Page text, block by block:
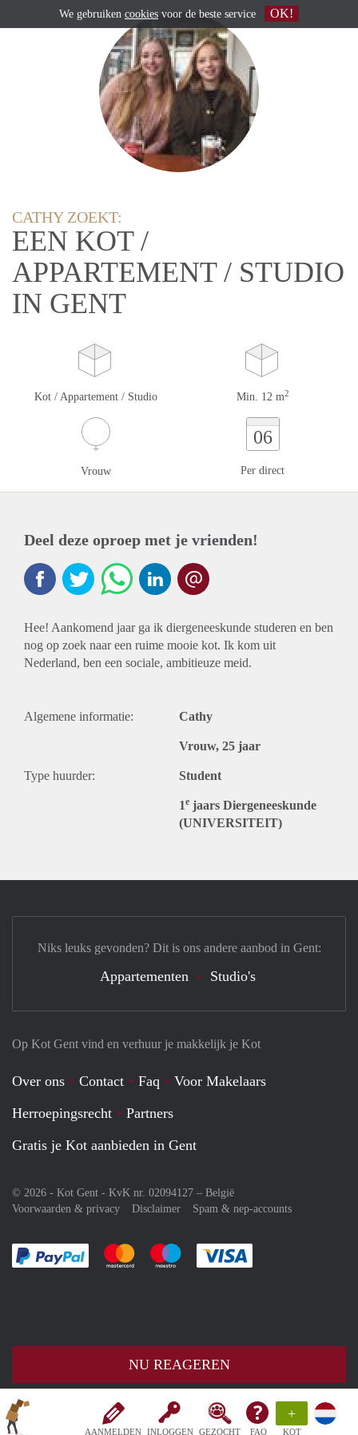
AANMELDEN INLOGGEN GEZOCHT FAQ
+
KOT
CATHY ZOEKT:
EEN KOT /
APPARTEMENT / STUDIO
IN GENT
Kot / Appartement / Studio Min. 12 m2
Vrouw
06
Per direct
Deel deze oproep met je vrienden!
Hee! Aankomend jaar ga ik diergeneeskunde studeren en ben
nog op zoek naar een ruime mooie kot. Ik kom uit
Nederland, ben een sociale, ambitieuze meid.
Algemene informatie: Cathy
Vrouw, 25 jaar
Type huurder: Student
1e jaars Diergeneeskunde
(UNIVERSITEIT)
NU REAGEREN
Op Kot Gent vind en verhuur je makkelijk je Kot
Over ons Contact Faq
Voor Makelaars
Herroepingsrecht
Partners
Gratis je Kot aanbieden in Gent
© 2026 - Kot Gent - KvK nr. 02094127 – België
Voorwaarden & privacy
Disclaimer Spam & nep-accounts
Je rekent gemakkelijk af met Paypal
Je rekent gemakkelijk af met Mastercard
Je rekent gemakkelijk af met Meastro
Niks leuks gevonden? Dit is ons andere aanbod in Gent:
Appartementen Studio's
We gebruiken cookies voor de beste service OK!